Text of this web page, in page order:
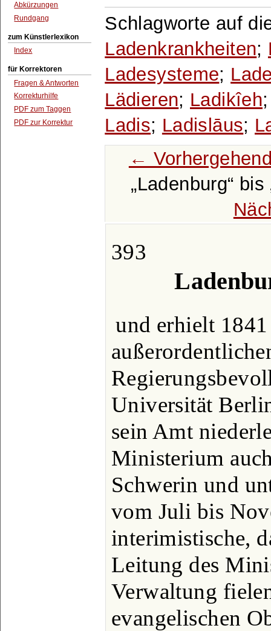
Abkürzungen
Rundgang
zum Künstlerlexikon
Index
für Korrektoren
Fragen & Antworten
Korrekturhilfe
PDF zum Taggen
PDF zur Korrektur
Schlagworte auf
Ladenkrankheiten;
Ladesysteme;
Lädieren; Ladikîeh
Ladis; Ladislāus;
←
Ladenburg
bis
393
und erhielt
Universität
sein Amt
Ministerium
Schwerin und
vom Juli bis
interimistische,
Leitung des
Verwaltung
evangelischen